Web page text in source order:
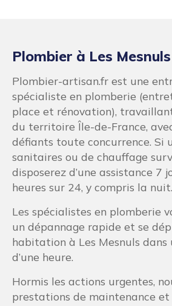
Plombier à Les Mesnuls
Plombier-artisan.fr est une
spécialiste en plomberie
place et rénovation), travaillant
du territoire Île-de-France,
défiants toute concurrence. Si
sanitaires ou de chauffage
disposerez d’une assistance 7
heures sur 24, y compris la nuit.
Les spécialistes en plomberie
un dépannage rapide et se
habitation à Les Mesnuls
d’une heure.
Hormis les actions urgentes,
prestations de maintenance